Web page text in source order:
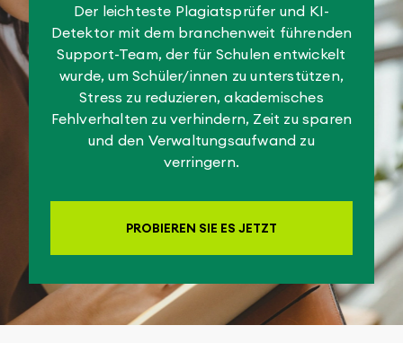
Der leichteste Plagiatsprüfer und KI-
Detektor mit dem branchenweit führenden
Support-Team, der für Schulen entwickelt
wurde, um Schüler/innen zu unterstützen,
Stress zu reduzieren, akademisches
Fehlverhalten zu verhindern, Zeit zu sparen
und den Verwaltungsaufwand zu
verringern.
PROBIEREN SIE ES JETZT